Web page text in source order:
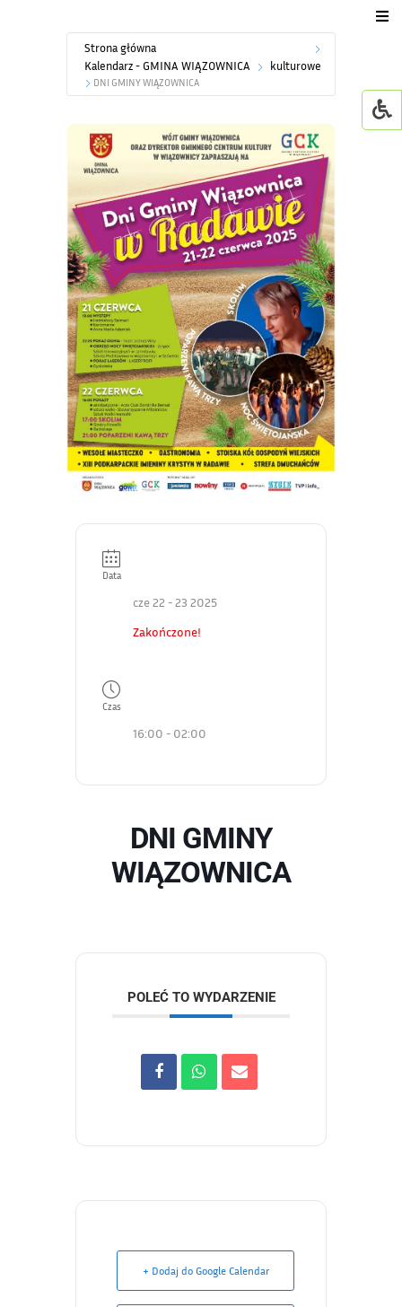
Urząd Gminy
Dla mieszkańca
Jednostki organizacyjne
GMINNY ŻŁOBEK W
Życie kulturalne
GOWiR Radawa
Strona główna
Kalendarz - GMINA WIĄZOWNICA
kulturowe
DNI GMINY WIĄZOWNICA
Data
cze 22 - 23 2025
Zakończone!
Czas
16:00 - 02:00
DNI GMINY
WIĄZOWNICA
POLEĆ TO WYDARZENIE
+ Dodaj do Google Calendar